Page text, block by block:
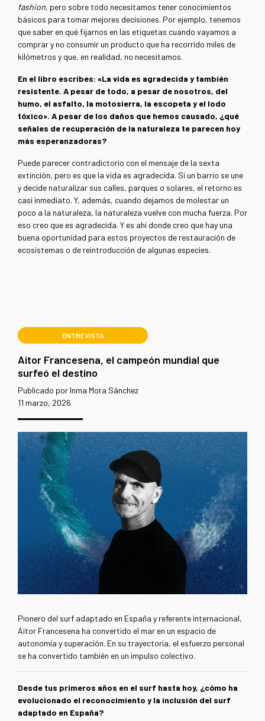
fashion, pero sobre todo necesitamos tener conocimientos
básicos para tomar mejores decisiones. Por ejemplo, tenemos
que saber en qué fijarnos en las etiquetas cuando vayamos a
comprar y no consumir un producto que ha recorrido miles de
kilómetros y que, en realidad, no necesitamos.
En el libro escribes: «La vida es agradecida y también
resistente. A pesar de todo, a pesar de nosotros, del
humo, el asfalto, la motosierra, la escopeta y el lodo
tóxico». A pesar de los daños que hemos causado, ¿qué
señales de recuperación de la naturaleza te parecen hoy
más esperanzadoras?
Puede parecer contradictorio con el mensaje de la sexta
extinción, pero es que la vida es agradecida. Si un barrio se une
y decide naturalizar sus calles, parques o solares, el retorno es
casi inmediato. Y, además, cuando dejamos de molestar un
poco a la naturaleza, la naturaleza vuelve con mucha fuerza. Por
eso creo que es agradecida. Y es ahí donde creo que hay una
buena oportunidad para estos proyectos de restauración de
ecosistemas o de reintroducción de algunas especies.
ENTREVISTA
Aitor Francesena, el campeón mundial que
surfeó el destino
Publicado por Inma Mora Sánchez
11 marzo, 2026
Pionero del surf adaptado en España y referente internacional,
Aitor Francesena ha convertido el mar en un espacio de
autonomía y superación. En su trayectoria, el esfuerzo personal
se ha convertido también en un impulso colectivo.
Desde tus primeros años en el surf hasta hoy, ¿cómo ha
evolucionado el reconocimiento y la inclusión del surf
adaptado en España?